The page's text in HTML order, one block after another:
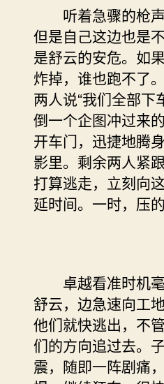
听着急骤的枪声
但是自己这边也是
是舒云的安危。如
炸掉，谁也跑不了
两人说“我们全部下
倒一个企图冲过来
开车门，迅捷地腾
影里。剩余两人紧
打算逃走，立刻向
延时间。一时，压
卓越看准时机毫
舒云，边急速向工
他们就快逃出，不
们的方向追过去。
震，随即一阵剧痛